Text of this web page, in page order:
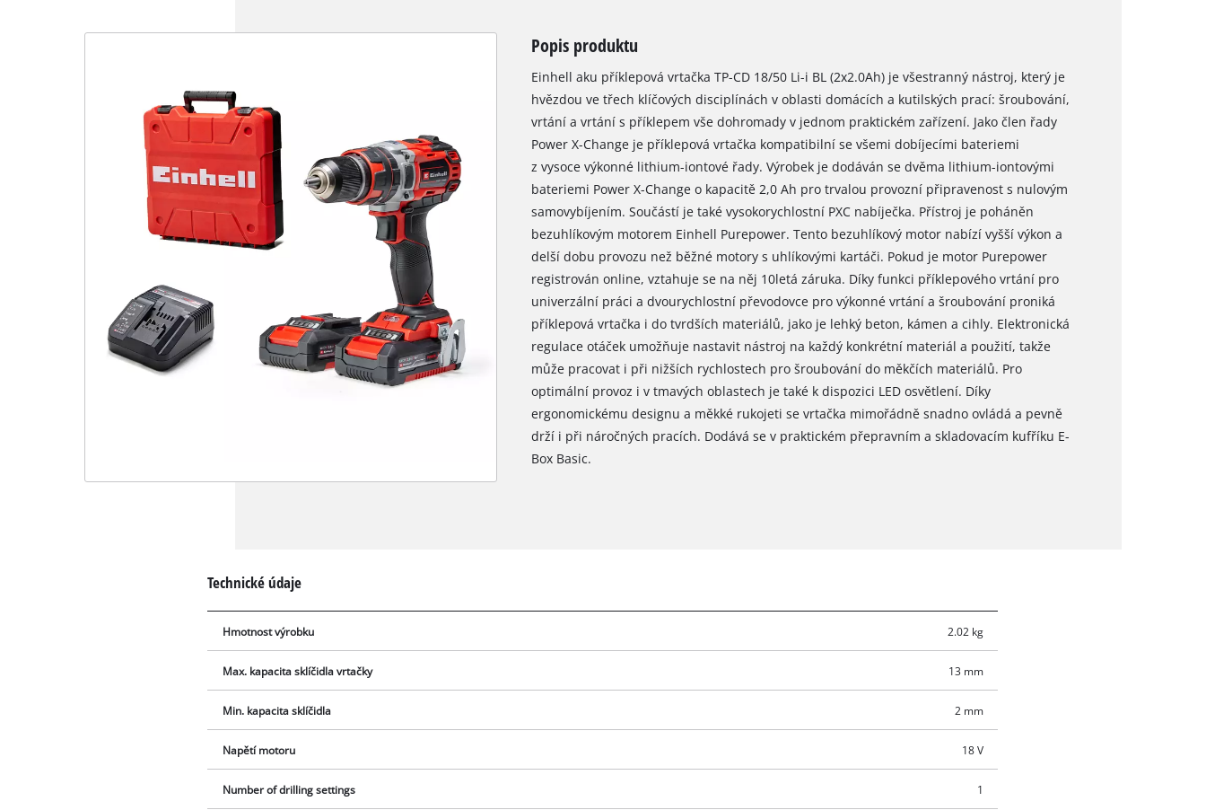
Popis produktu
Einhell aku příklepová vrtačka TP-CD 18/50 Li-i BL (2x2.0Ah) je všestranný nástroj, který je
hvězdou ve třech klíčových disciplínách v oblasti domácích a kutilských prací: šroubování,
vrtání a vrtání s příklepem vše dohromady v jednom praktickém zařízení. Jako člen řady
Power X-Change je příklepová vrtačka kompatibilní se všemi dobíjecími bateriemi
z vysoce výkonné lithium-iontové řady. Výrobek je dodáván se dvěma lithium-iontovými
bateriemi Power X-Change o kapacitě 2,0 Ah pro trvalou provozní připravenost s nulovým
samovybíjením. Součástí je také vysokorychlostní PXC nabíječka. Přístroj je poháněn
bezuhlíkovým motorem Einhell Purepower. Tento bezuhlíkový motor nabízí vyšší výkon a
delší dobu provozu než běžné motory s uhlíkovými kartáči. Pokud je motor Purepower
registrován online, vztahuje se na něj 10letá záruka. Díky funkci příklepového vrtání pro
univerzální práci a dvourychlostní převodovce pro výkonné vrtání a šroubování proniká
příklepová vrtačka i do tvrdších materiálů, jako je lehký beton, kámen a cihly. Elektronická
regulace otáček umožňuje nastavit nástroj na každý konkrétní materiál a použití, takže
může pracovat i při nižších rychlostech pro šroubování do měkčích materiálů. Pro
optimální provoz i v tmavých oblastech je také k dispozici LED osvětlení. Díky
ergonomickému designu a měkké rukojeti se vrtačka mimořádně snadno ovládá a pevně
drží i při náročných pracích. Dodává se v praktickém přepravním a skladovacím kufříku E-
Box Basic.
Technické údaje
Hmotnost výrobku 2.02 kg
Max. kapacita sklíčidla vrtačky 13 mm
Min. kapacita sklíčidla 2 mm
Napětí motoru 18 V
Number of drilling settings 1